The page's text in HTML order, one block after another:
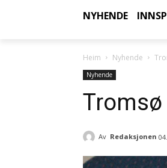
NYHENDE
Heim Nyhende
Nyhende
Av Redaksjonen